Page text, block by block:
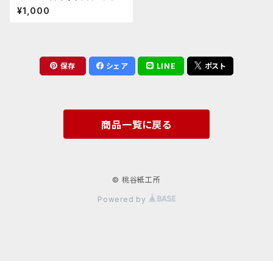
ン×レッド
¥1,000
保存 シェア LINE ポスト
商品一覧に戻る
© 桃谷紙工所
Powered by